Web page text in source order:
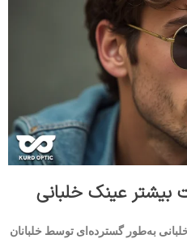
عینک خلبانی
به‌طور گسترده‌ای توسط خلبانان